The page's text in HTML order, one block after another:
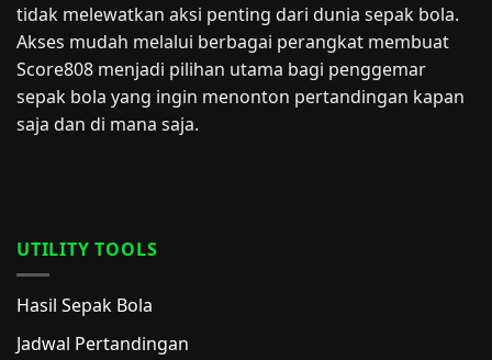
tidak melewatkan aksi penting dari dunia sepak bola.
Akses mudah melalui berbagai perangkat membuat
Score808 menjadi pilihan utama bagi penggemar
sepak bola yang ingin menonton pertandingan kapan
saja dan di mana saja.
UTILITY TOOLS
Hasil Sepak Bola
Jadwal Pertandingan